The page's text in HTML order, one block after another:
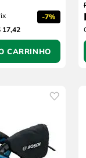
-7%
17,42
CARRINHO